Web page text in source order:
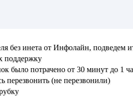
без инета от Инфолайн, подведем
поддержку
было потрачено от 30 минут до 1
перезвонить (не перезвонили)